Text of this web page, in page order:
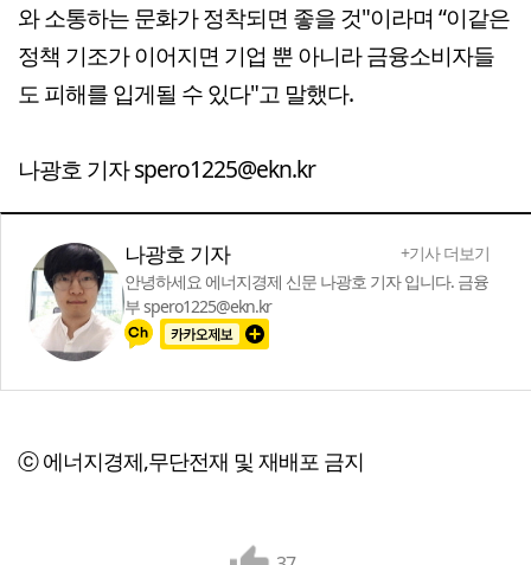
와 소통하는 문화가 정착되면 좋을 것"이라며 “이같은
정책 기조가 이어지면 기업 뿐 아니라 금융소비자들
도 피해를 입게될 수 있다"고 말했다.
나광호 기자 spero1225@ekn.kr
나광호 기자
+기사 더보기
안녕하세요 에너지경제 신문 나광호 기자 입니다. 금융
부 spero1225@ekn.kr
ⓒ 에너지경제,무단전재 및 재배포 금지